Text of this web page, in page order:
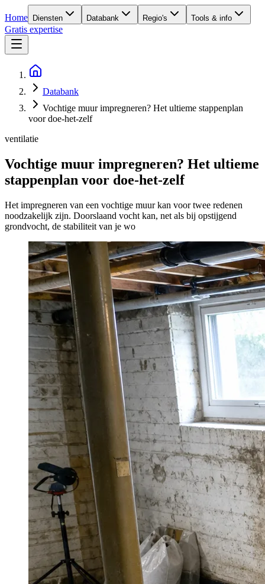
Home Diensten Databank Regio's Tools & info
Gratis expertise
Databank
Vochtige muur impregneren? Het ultieme stappenplan
voor doe-het-zelf
ventilatie
Vochtige muur impregneren? Het ultieme
stappenplan voor doe-het-zelf
Het impregneren van een vochtige muur kan voor twee redenen
noodzakelijk zijn. Doorslaand vocht kan, net als bij opstijgend
grondvocht, de stabiliteit van je wo